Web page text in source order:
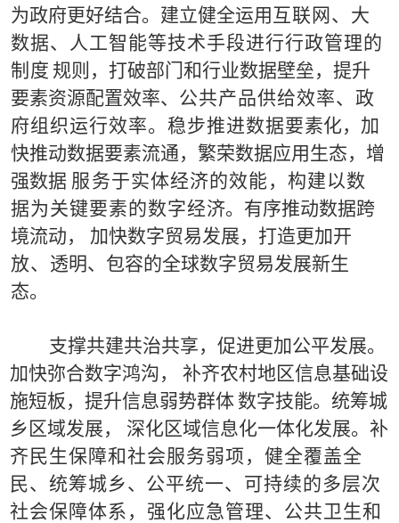
为政府更好结合。建立健全运用 互联网、大
数据、人工智能等技术手段进行行政管理的
制 度 规则，打破部门和行业数据壁垒， 提升
要素资源配置效率、 公共产品供给效率、政
府组织运行效率。稳步推进数据要素化，加
快推动数据要素流通， 繁荣数据应用生态， 增
强数据 服务于实体经济的效能，构建以数
据为关键要素的数字经济。有序推动数据跨
境流动，
加快数字贸易发展， 打造更加开
放、 透明、包容的全球数字贸易发展新生
态。
支撑共建共治共享，促进更加公平发展。
加快弥合数字鸿沟， 补齐农村地区信息基础设
施短板， 提升信息弱势群体 数字技能。统筹城
乡区域发展，
深化区域信息化一体化发展。 补
齐民生保障和社会服务弱项，健全覆盖全
民、统筹城乡、 公平统一、可持续的多层次
社会保障体系，强化应急管理、 公共卫生和